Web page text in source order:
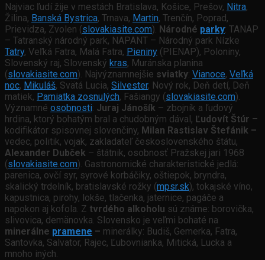
Najviac ľudí žije v mestách Bratislava, Košice, Prešov, Nitra,
Žilina, Banská Bystrica, Trnava, Martin, Trenčín, Poprad,
Prievidza, Zvolen (slovakiasite.com). Národné parky: TANAP
– Tatranský národný park, NAPANT – Národný park Nízke
Tatry, Veľká Fatra, Malá Fatra, Pieniny (PIENAP), Poloniny,
Slovenský raj, Slovenský kras, Muránska planina
(slovakiasite.com). Najvýznamnejšie sviatky: Vianoce, Veľká
noc, Mikuláš, Svätá Lucia, Silvester, Nový rok, Deň detí, Deň
matiek, Pamiatka zosnulých, Fašiangy (slovakiasite.com).
Významné osobnosti: Juraj Jánošík – zbojník a ľudový
hrdina, ktorý bohatým bral a chudobným dával, Ľudovít Štúr –
kodifikátor spisovnej slovenčiny, Milan Rastislav Štefánik –
vedec, politik, vojak, zakladateľ československého štátu,
Alexander Dubček – štátnik, osobnosť Pražskej jari 1968
(slovakiasite.com). Gastronomické charakteristické jedlá:
parenica, ovčí syr, syrové korbáčiky, oštiepok, bryndra,
skalický trdelník, bratislavské rožky (mpsr.sk), tokajské víno,
kapustnica, pirohy, lokše, tlačenka, jaternice, pagáče a
napokon aj kofola. Z tvrdého alkoholu sú známe: borovička,
slivovica, demänovka. Slovensko je veľmi bohaté na
minerálne pramene – minerálky: Budiš, Gemerka, Fatra,
Santovka, Salvator, Rajec, Ľubovnianka, Mitická, Lucka a
mnoho iných.